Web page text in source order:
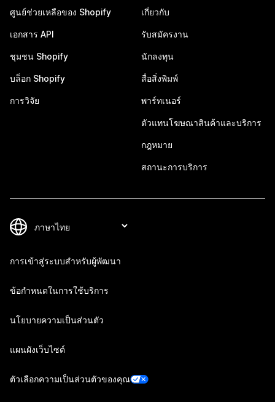
ศูนย์ช่วยเหลือของ Shopify
เอกสาร API
ชุมชน Shopify
บล็อก Shopify
การวิจัย
เกี่ยวกับ
รับสมัครงาน
นักลงทุน
สื่อสิ่งพิมพ์
พาร์ทเนอร์
ตัวแทนโฆษณาสินค้าและบริการ
กฎหมาย
สถานะการบริการ
การเข้าสู่ระบบสำหรับผู้พัฒนา
ข้อกำหนดในการใช้บริการ
นโยบายความเป็นส่วนตัว
แผนผังเว็บไซต์
ตัวเลือกความเป็นส่วนตัวของคุณ